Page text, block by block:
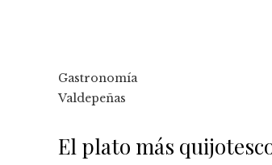
Gastronomía
Valdepeñas
El plato más